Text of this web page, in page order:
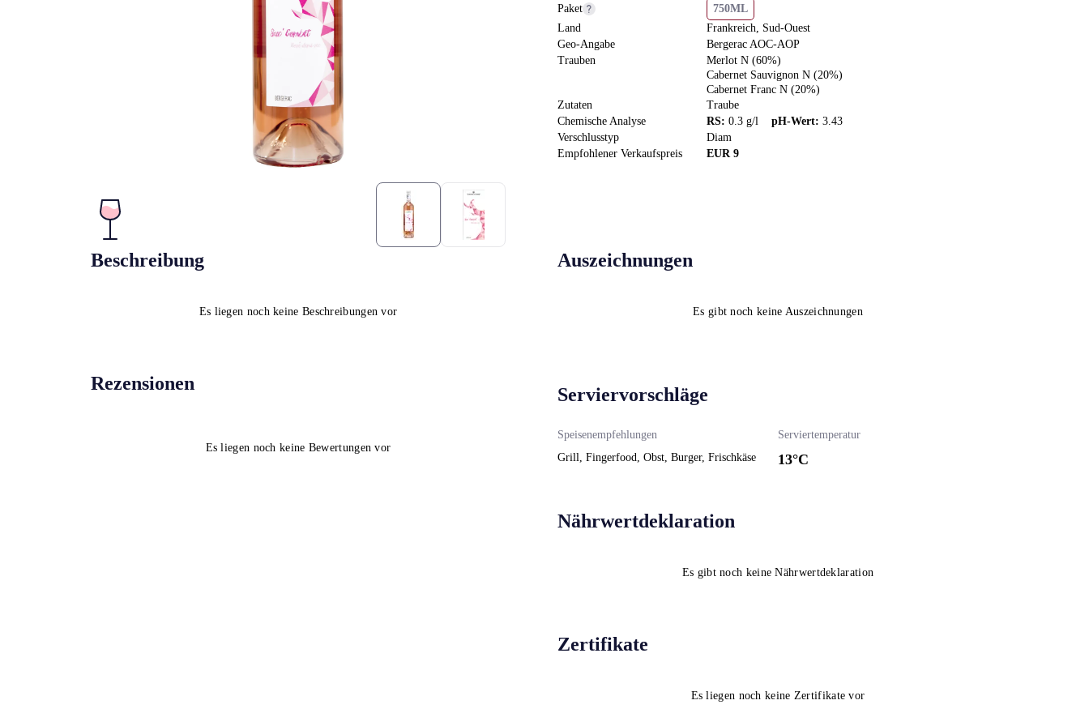
Paket
750ML
Land
Frankreich, Sud-Ouest
Geo-Angabe
Bergerac AOC-AOP
Trauben
Merlot N (60%)
Cabernet Sauvignon N (20%)
Cabernet Franc N (20%)
Zutaten
Traube
Chemische Analyse
RS: 0.3 g/l pH-Wert: 3.43
Verschlusstyp
Diam
Empfohlener Verkaufspreis
EUR 9
Beschreibung
Es liegen noch keine Beschreibungen vor
Rezensionen
Es liegen noch keine Bewertungen vor
Auszeichnungen
Es gibt noch keine Auszeichnungen
Serviervorschläge
Speisenempfehlungen
Grill, Fingerfood, Obst, Burger, Frischkäse
Serviertemperatur
13°C
Nährwertdeklaration
Es gibt noch keine Nährwertdeklaration
Zertifikate
Es liegen noch keine Zertifikate vor